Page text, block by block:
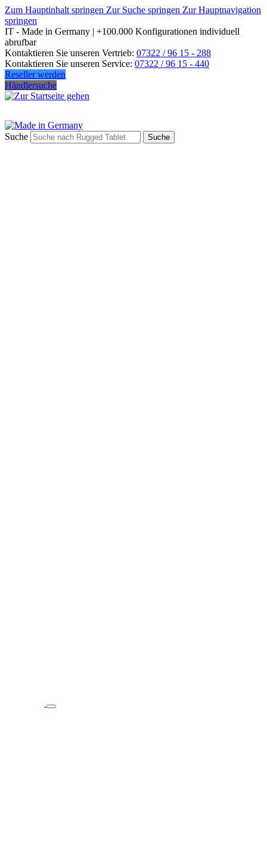
Zum Hauptinhalt springen Zur Suche springen Zur Hauptnavigation
springen
IT - Made in Germany | +100.000 Konfigurationen individuell
abrufbar
Kontaktieren Sie unseren Vertrieb: 07322 / 96 15 - 288
Kontaktieren Sie unseren Service: 07322 / 96 15 - 440
Reseller werden
Händlersuche
Suche Suche